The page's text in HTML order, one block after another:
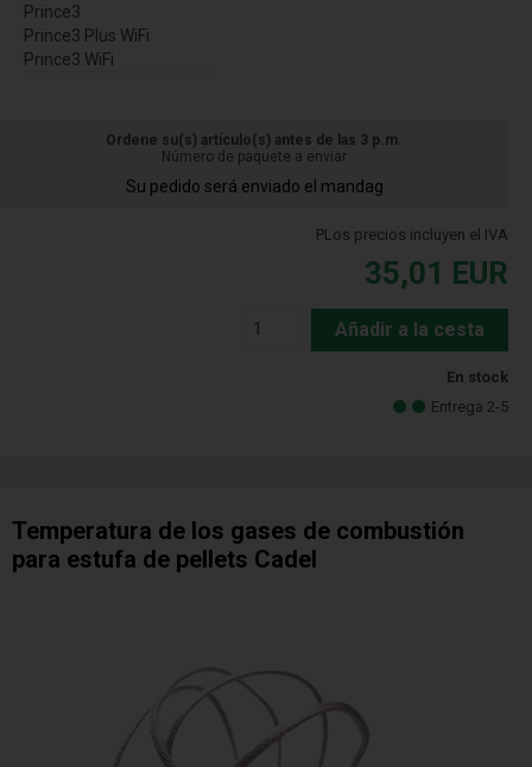
Prince3
Prince3 Plus WiFi
Prince3 WiFi
Ordene su(s) artículo(s) antes de las 3 p.m.
Número de paquete a enviar
Su pedido será enviado el mandag
PLos precios incluyen el IVA
35,01 EUR
Añadir a la cesta
En stock
Entrega 2-5
Temperatura de los gases de combustión
para estufa de pellets Cadel